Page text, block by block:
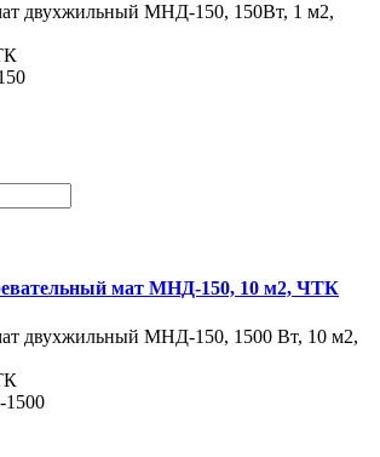
двухжильный МНД-150, 150Вт, 1 м2,
мат МНД-150, 10 м2, ЧТК
двухжильный МНД-150, 1500 Вт, 10 м2,